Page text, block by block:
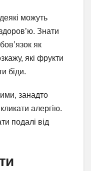
можуть
Знати
як
які фрукти
біди.
занадто
алергію.
подалі від